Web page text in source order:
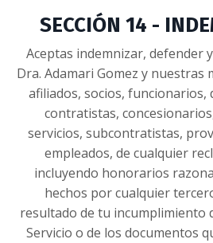
SECCIÓN 14 -
Aceptas indemnizar, defender
Dra. Adamari Gomez y nuestras
afiliados, socios, funcionarios,
contratistas,
servicios, subcontratistas,
empleados, de cualquier
incluyendo honorarios
hechos por cualquier
resultado de tu incumplimiento
Servicio o de los documentos